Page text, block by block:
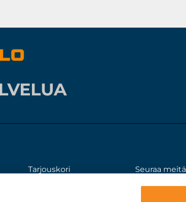
Tarjouskori
Seuraa meitä